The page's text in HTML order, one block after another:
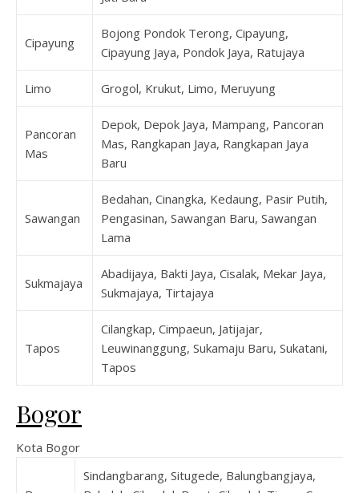
Cipayung
Bojong Pondok Terong, Cipayung,
Cipayung Jaya, Pondok Jaya, Ratujaya
Limo Grogol, Krukut, Limo, Meruyung
Pancoran
Mas
Depok, Depok Jaya, Mampang, Pancoran
Mas, Rangkapan Jaya, Rangkapan Jaya
Baru
Sawangan
Bedahan, Cinangka, Kedaung, Pasir Putih,
Pengasinan, Sawangan Baru, Sawangan
Lama
Sukmajaya
Abadijaya, Bakti Jaya, Cisalak, Mekar Jaya,
Sukmajaya, Tirtajaya
Tapos
Cilangkap, Cimpaeun, Jatijajar,
Leuwinanggung, Sukamaju Baru, Sukatani,
Tapos
Bogor
Kota Bogor
Sindangbarang, Situgede, Balungbangjaya,